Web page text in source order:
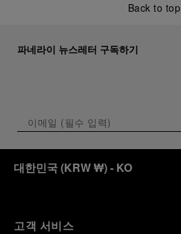
Back to top
파네라이 뉴스레터 구독하기
대한민국(KRW ₩)- KO
고객 서비스